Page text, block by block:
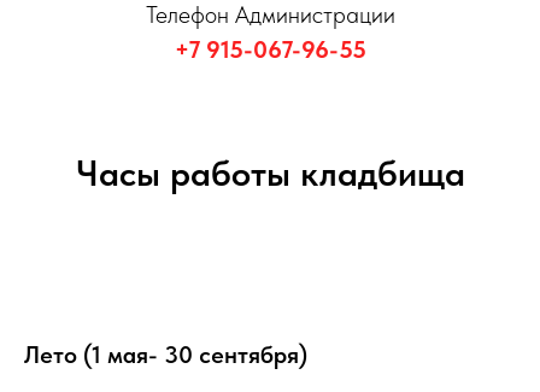
Телефон Администрации
+7 915-067-96-55
Часы работы кладбища
Лето (1 мая- 30 сентября)